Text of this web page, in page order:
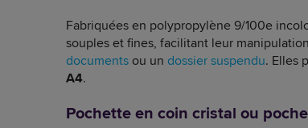
Fabriquées en polypropylène 9/100e
souples et fines, facilitant leur
documents ou un dossier suspendu. Elles
A4.
Pochette en coin cristal ou